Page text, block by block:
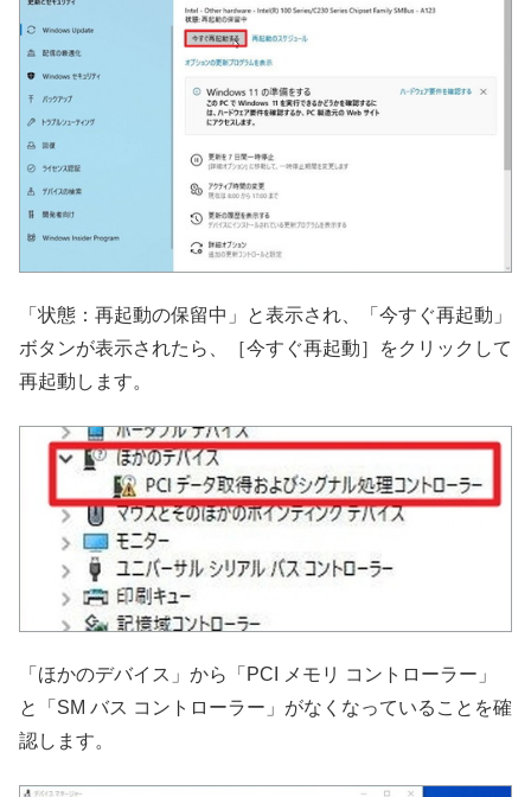
「状態：再起動の保留中」と表示され、「今すぐ再起動」
ボタンが表示されたら、［今すぐ再起動］をクリックして
再起動します。
「ほかのデバイス」から「PCI メモリ コントローラー」
と「SM バス コントローラー」がなくなっていることを確
認します。